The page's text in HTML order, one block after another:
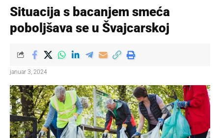
Situacija s bacanjem smeća
poboljšava se u Švajcarskoj
januar 3, 2024